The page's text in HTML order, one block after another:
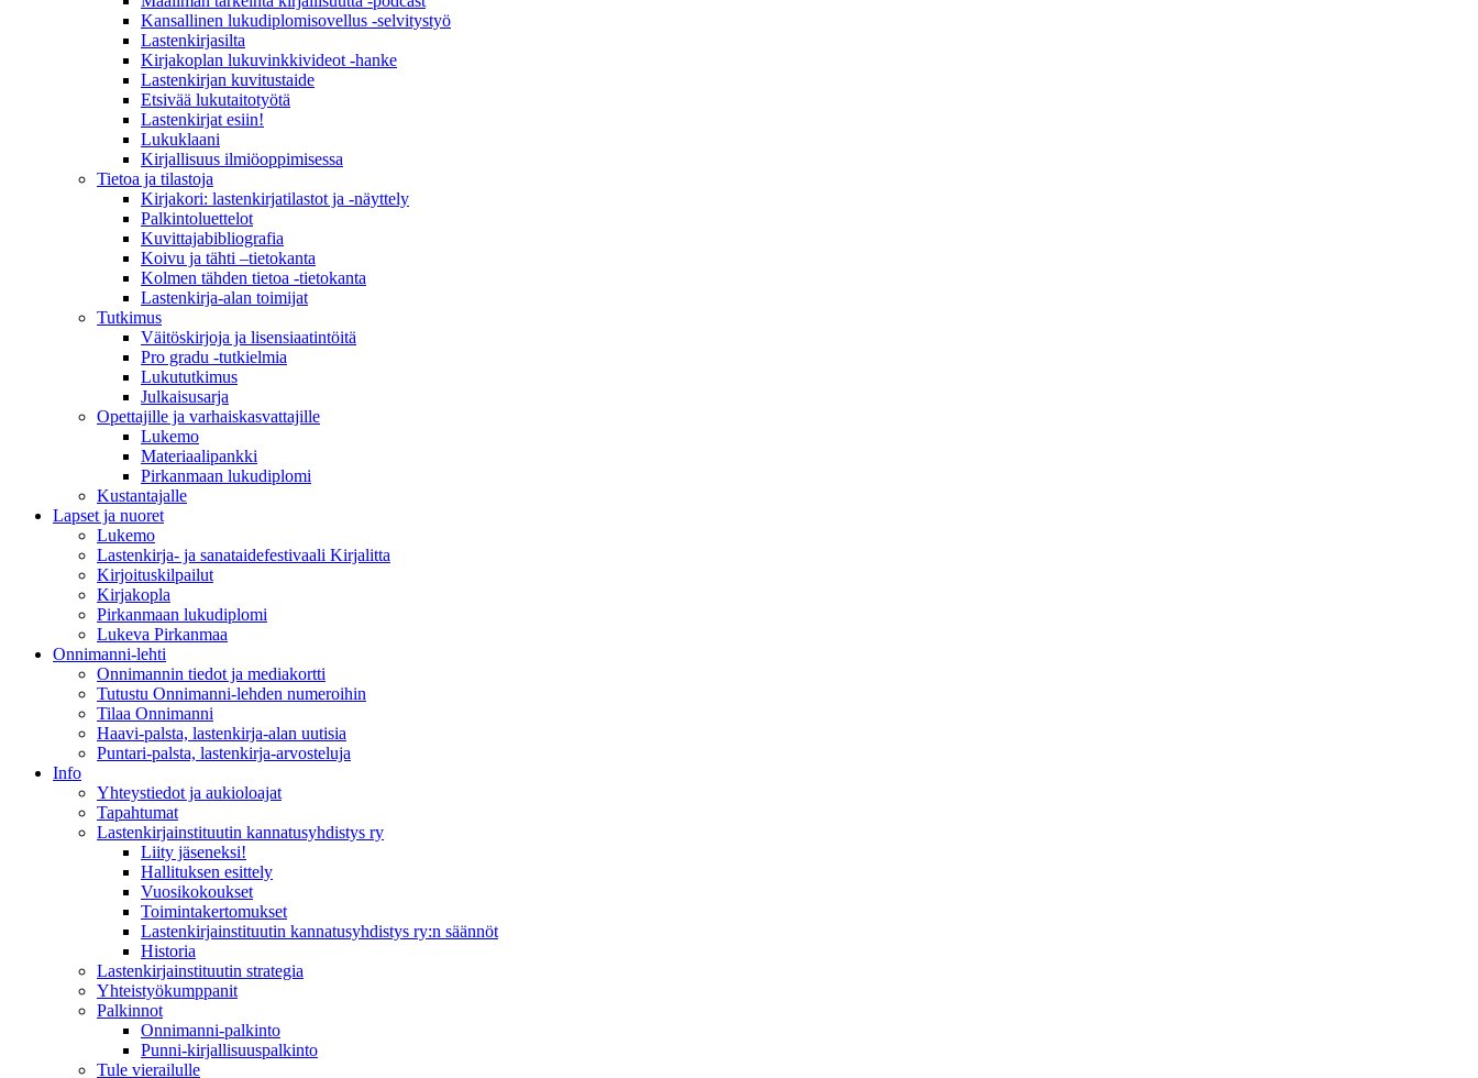
Kansallinen lukudiplomisovellus -selvitystyö
Lastenkirjasilta
Kirjakoplan lukuvinkkivideot -hanke
Lastenkirjan kuvitustaide
Etsivää lukutaitotyötä
Lastenkirjat esiin!
Lukuklaani
Kirjallisuus ilmiöoppimisessa
Tietoa ja tilastoja
Kirjakori: lastenkirjatilastot ja -näyttely
Palkintoluettelot
Kuvittaja­bibliografia
Koivu ja tähti –tietokanta
Kolmen tähden tietoa -tietokanta
Lastenkirja-alan toimijat
Tutkimus
Väitöskirjoja ja lisensiaatintöitä
Pro gradu -tutkielmia
Lukututkimus
Julkaisusarja
Opettajille ja varhaiskasvattajille
Lukemo
Materiaalipankki
Pirkanmaan lukudiplomi
Kustantajalle
Lapset ja nuoret
Lukemo
Lastenkirja- ja sanataidefestivaali Kirjalitta
Kirjoituskilpailut
Kirjakopla
Pirkanmaan lukudiplomi
Lukeva Pirkanmaa
Onnimanni-lehti
Onnimannin tiedot ja mediakortti
Tutustu Onnimanni-lehden numeroihin
Tilaa Onnimanni
Haavi-palsta, lastenkirja-alan uutisia
Puntari-palsta, lastenkirja-arvosteluja
Info
Yhteystiedot ja aukioloajat
Tapahtumat
Lastenkirjainstituutin kannatusyhdistys ry
Liity jäseneksi!
Hallituksen esittely
Vuosikokoukset
Toimintakertomukset
Lastenkirjainstituutin kannatusyhdistys ry:n säännöt
Historia
Lastenkirjainstituutin strategia
Yhteistyökumppanit
Palkinnot
Onnimanni-palkinto
Punni-kirjallisuuspalkinto
Tule vierailulle